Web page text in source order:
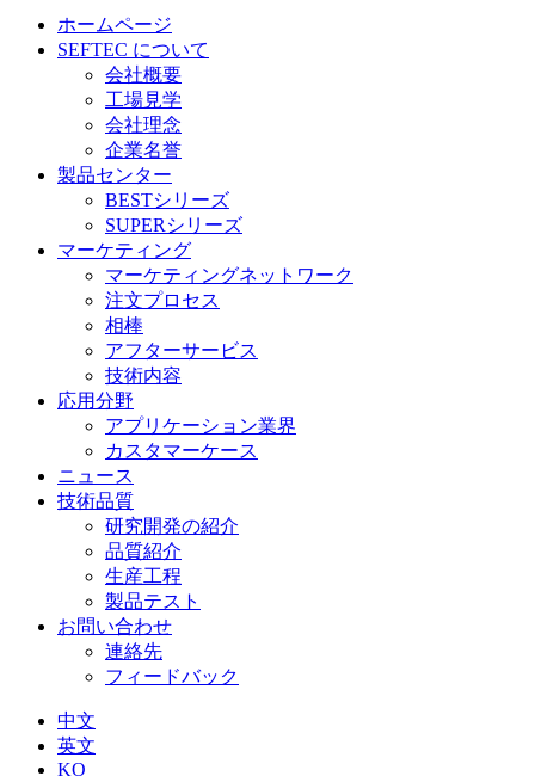
ホームページ
SEFTEC について
会社概要
工場見学
会社理念
企業名誉
製品センター
BESTシリーズ
SUPERシリーズ
マーケティング
マーケティングネットワーク
注文プロセス
相棒
アフターサービス
技術内容
応用分野
アプリケーション業界
カスタマーケース
ニュース
技術品質
研究開発の紹介
品質紹介
生産工程
製品テスト
お問い合わせ
連絡先
フィードバック
中文
英文
KO